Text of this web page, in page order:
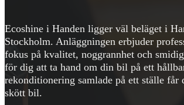
Ecoshine i Handen ligger väl beläget i
Stockholm. Anläggningen erbjuder
fokus på kvalitet, noggrannhet och
för dig att ta hand om din bil på ett
rekonditionering samlade på ett ställe
skött bil.